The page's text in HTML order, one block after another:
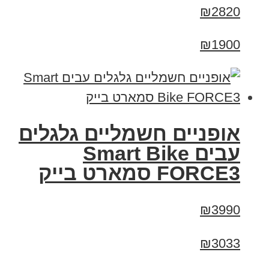
₪2820
₪1900
אופניים חשמליים גלגלים
עבים Smart Bike
FORCE3 סמארט בייק
₪3990
₪3033